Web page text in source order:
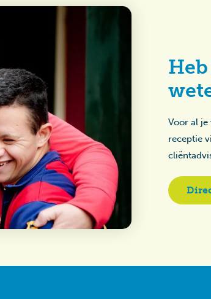
Voor al
receptie